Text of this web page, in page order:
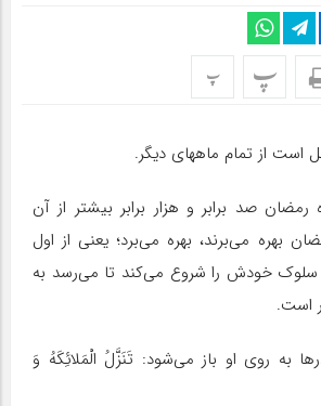
پ پ
است از تمام ماههاى دیگر.
رمضان صد برابر و هزار برابر بیشتر از آن
بهره مى‌برند، بهره مى‌برد؛ یعنى از اول
سلوک خودش را شروع مى‌کند تا مى‌رسد به
است.
به روى او باز مى‌شود: تَنَزَّلُ الْمَلائِکَهُ وَ